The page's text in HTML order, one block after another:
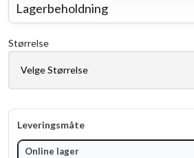
Lagerbeholdning
Størrelse
Leveringsmåte
Online lager